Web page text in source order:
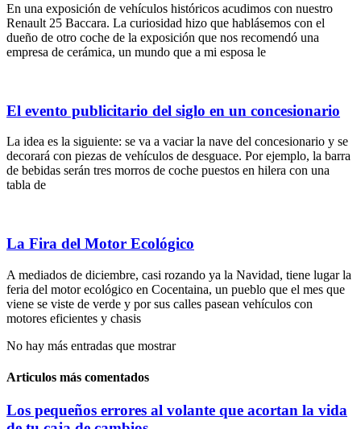
En una exposición de vehículos históricos acudimos con nuestro
Renault 25 Baccara. La curiosidad hizo que hablásemos con el
dueño de otro coche de la exposición que nos recomendó una
empresa de cerámica, un mundo que a mi esposa le
El evento publicitario del siglo en un concesionario
La idea es la siguiente: se va a vaciar la nave del concesionario y se
decorará con piezas de vehículos de desguace. Por ejemplo, la barra
de bebidas serán tres morros de coche puestos en hilera con una
tabla de
La Fira del Motor Ecológico
A mediados de diciembre, casi rozando ya la Navidad, tiene lugar la
feria del motor ecológico en Cocentaina, un pueblo que el mes que
viene se viste de verde y por sus calles pasean vehículos con
motores eficientes y chasis
No hay más entradas que mostrar
Articulos más comentados
Los pequeños errores al volante que acortan la vida